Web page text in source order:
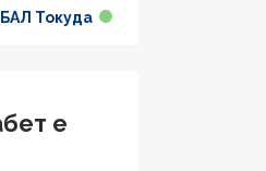
Токуда
е